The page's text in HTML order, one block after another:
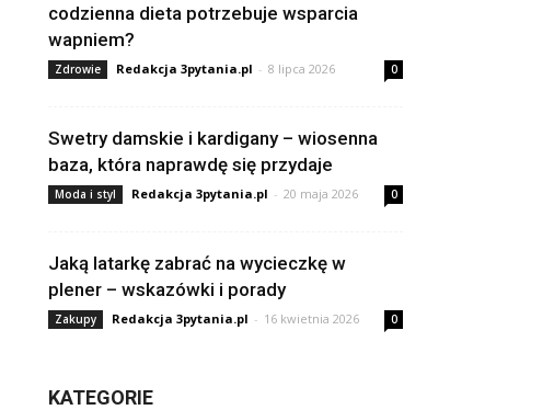
codzienna dieta potrzebuje wsparcia
wapniem?
Zdrowie Redakcja 3pytania.pl - 8 lipca 2026 0
Swetry damskie i kardigany – wiosenna
baza, która naprawdę się przydaje
Moda i styl Redakcja 3pytania.pl - 20 maja 2026 0
Jaką latarkę zabrać na wycieczkę w
plener – wskazówki i porady
Zakupy Redakcja 3pytania.pl - 16 kwietnia 2026 0
KATEGORIE